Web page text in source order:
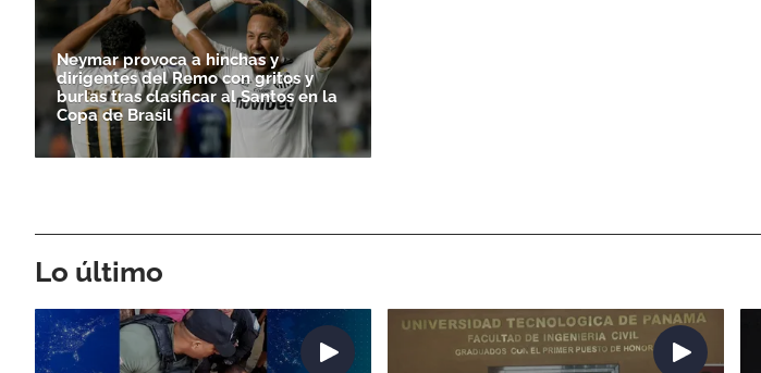
Neymar provoca a hinchas y
dirigentes del Remo con gritos y
burlas tras clasificar al Santos en la
Copa de Brasil
Lo último